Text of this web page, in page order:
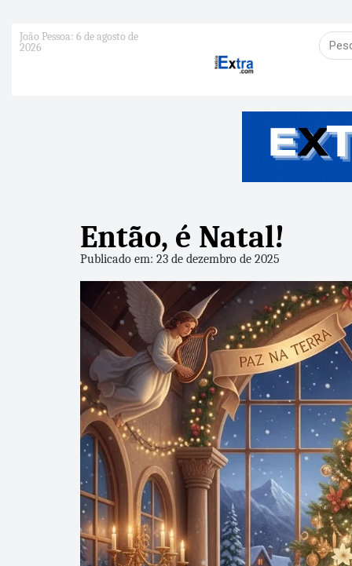
João Pessoa: 6 de agosto de
2026
Então, é Natal!
Publicado em: 23 de dezembro de 2025